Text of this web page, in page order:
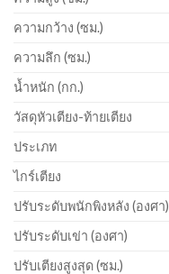
ความกว้าง (ซม.)
ความลึก (ซม.)
น้ำหนัก (กก.)
วัสดุหัวเตียง-ท้ายเตียง
ประเภท
ไกร์เตียง
ปรับระดับพนักพิงหลัง (องศา)
ปรับระดับเข่า (องศา)
ปรับเตียงสูงสุด (ซม.)